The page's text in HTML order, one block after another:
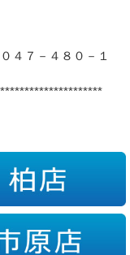
７－４８０－１